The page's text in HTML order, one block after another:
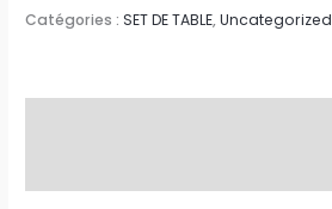
Catégories :SET DE TABLE,Uncategorized